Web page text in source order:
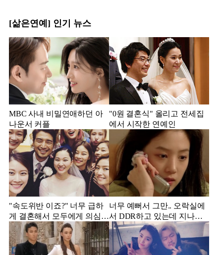
[삶은연예] 인기 뉴스
MBC 사내 비밀연애하던 아
나운서 커플
"0원 결혼식" 올리고 전세집
에서 시작한 연예인
"속도위반 이죠?" 너무 급하
게 결혼해서 모두에게 의심
받았던 스타
너무 예뻐서 그만.. 오락실에
서 DDR하고 있는데 지나가
던 이상민이 캐스팅했다는 연
예인